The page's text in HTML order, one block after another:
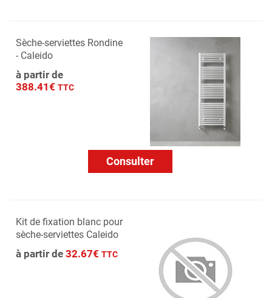
Sèche-serviettes Rondine
- Caleido
à partir de
388.41€ TTC
Consulter
Kit de fixation blanc pour
sèche-serviettes Caleido
à partir de 32.67€ TTC